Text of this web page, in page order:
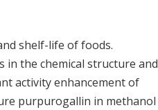
shelf-life of foods.
in the chemical structure and
activity enhancement of
purpurogallin in methanol